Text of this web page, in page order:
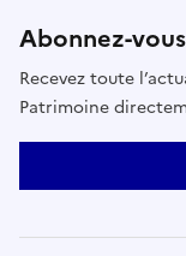
permet au
approfondies
d’art, membre
d’expositions,
Jacques Py est
Abonnez-
Recevez toute
Patrimoine